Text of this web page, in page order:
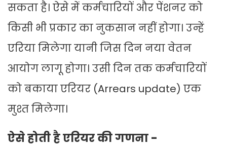
सकता है। ऐसे में कर्मचारियों और पेंशनर को
किसी भी प्रकार का नुकसान नहीं होगा। उन्हें
एरिया मिलेगा यानी जिस दिन नया वेतन
आयोग लागू होगा। उसी दिन तक कर्मचारियों
को बकाया एरियर (Arrears update) एक
मुश्त मिलेगा।
ऐसे होती है एरियर की गणना -